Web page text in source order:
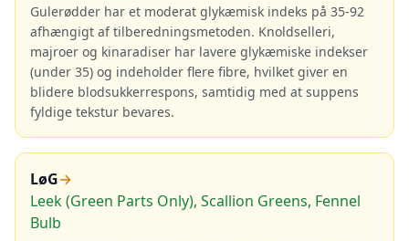
Gulerødder har et moderat glykæmisk indeks på 35-92
afhængigt af tilberedningsmetoden. Knoldselleri,
majroer og kinaradiser har lavere glykæmiske indekser
(under 35) og indeholder flere fibre, hvilket giver en
blidere blodsukkerrespons, samtidig med at suppens
fyldige tekstur bevares.
LøG→
Leek (Green Parts Only), Scallion Greens, Fennel
Bulb